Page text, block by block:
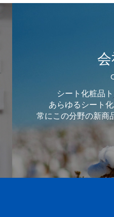
シート化粧品
あらゆるシート
常にこの分野の新商